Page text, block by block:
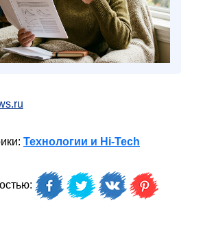
Технологии и Hi-Tech